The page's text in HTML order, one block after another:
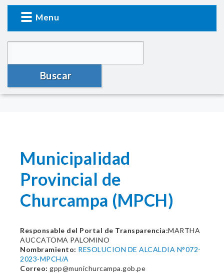
Menu
Buscar
Municipalidad
Provincial de
Churcampa (MPCH)
Responsable del Portal de Transparencia:MARTHA
AUCCATOMA PALOMINO
Nombramiento: RESOLUCION DE ALCALDIA N°072-
2023-MPCH/A
Correo: gpp@munichurcampa.gob.pe